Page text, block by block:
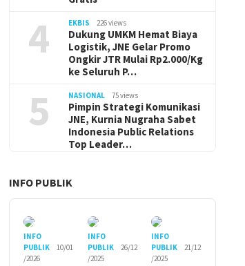
4 EKBIS 226 views
Dukung UMKM Hemat Biaya
Logistik, JNE Gelar Promo
Ongkir JTR Mulai Rp2.000/Kg
ke Seluruh P…
5 NASIONAL 75 views
Pimpin Strategi Komunikasi
JNE, Kurnia Nugraha Sabet
Indonesia Public Relations
Top Leader…
INFO PUBLIK
INFO
PUBLIK
10/01
/2026
INFO
PUBLIK
26/12
/2025
INFO
PUBLIK
21/12
/2025